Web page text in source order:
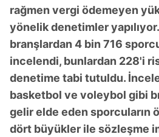
rağmen vergi ödemeyen
yönelik denetimler
branşlardan 4 bin 716
incelendi, bunlardan 228'i
denetime tabi tutuldu.
basketbol ve voleybol gibi
gelir elde eden sporcuların
dört büyükler ile sözleşme